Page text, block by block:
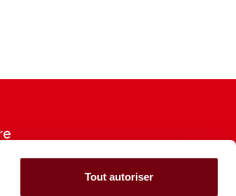
Tout autoriser
2026-27